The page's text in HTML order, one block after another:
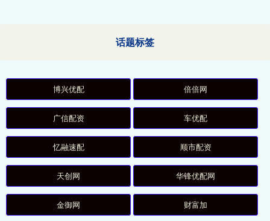
话题标签
博兴优配 倍倍网
广信配资 车优配
忆融速配 顺市配资
天创网 华锋优配网
金御网 财富加